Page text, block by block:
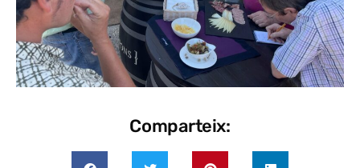
Comparteix: